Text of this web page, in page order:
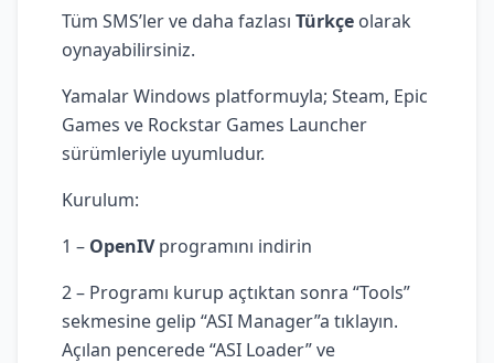
Tüm SMS’ler ve daha fazlası Türkçe olarak
oynayabilirsiniz.
Yamalar Windows platformuyla; Steam, Epic
Games ve Rockstar Games Launcher
sürümleriyle uyumludur.
Kurulum:
1 – OpenIVprogramını indirin
2 – Programı kurup açtıktan sonra “Tools”
sekmesine gelip “ASI Manager”a tıklayın.
Açılan pencerede “ASI Loader” ve